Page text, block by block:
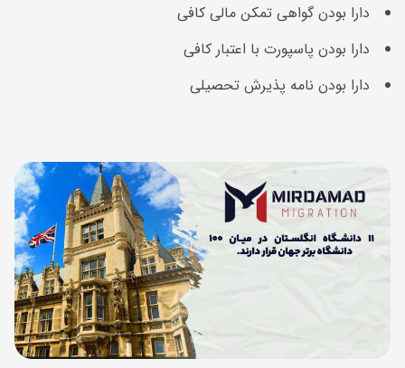
دارا بودن گواهی تمکن مالی کافی
دارا بودن پاسپورت با اعتبار کافی
دارا بودن نامه پذیرش تحصیلی